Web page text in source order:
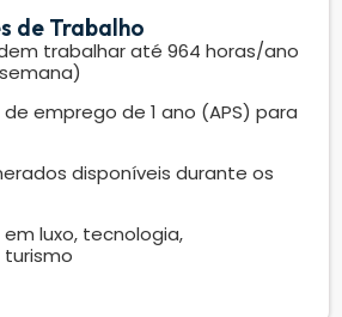
de Trabalho
trabalhar até 964 horas/ano
emprego de 1 ano (APS) para
disponíveis durante os
luxo, tecnologia,